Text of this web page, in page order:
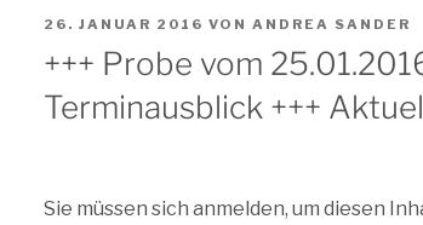
VERÖFFENTLICHT
26. JANUAR 2016 VON ANDREA SANDER
+++ Probe vom
Terminausblick +++
Sie müssen sich anmelden, um diesen